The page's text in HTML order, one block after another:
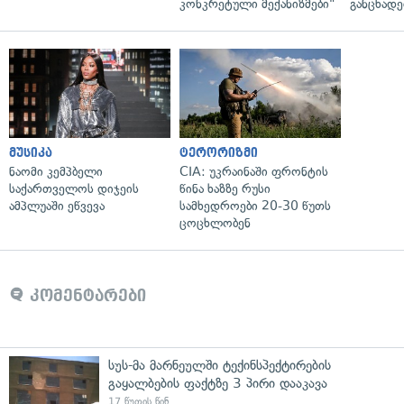
კონკრეტული მექანიზმები"
მუსიკა
ნაომი კემპბელი
საქართველოს დიჯეის
ამპლუაში ეწვევა
ტერორიზმი
CIA: უკრაინაში ფრონტის
წინა ხაზზე რუსი
სამხედროები 20-30 წუთს
ცოცხლობენ
კომენტარები
სუს-მა მარნეულში ტექინსპექტირების
გაყალბების ფაქტზე 3 პირი დააკავა
17 წუთის წინ